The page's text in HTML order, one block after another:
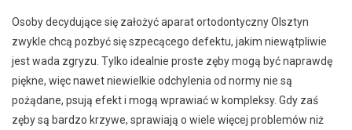
Osoby decydujące się założyć aparat ortodontyczny Olsztyn
zwykle chcą pozbyć się szpecącego defektu, jakim niewątpliwie
jest wada zgryzu. Tylko idealnie proste zęby mogą być naprawdę
piękne, więc nawet niewielkie odchylenia od normy nie są
pożądane, psują efekt i mogą wprawiać w kompleksy. Gdy zaś
zęby są bardzo krzywe, sprawiają o wiele więcej problemów niż